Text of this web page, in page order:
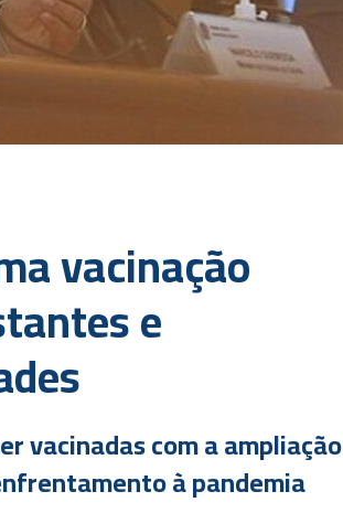
vacinação
e
vacinadas com a ampliação
à pandemia